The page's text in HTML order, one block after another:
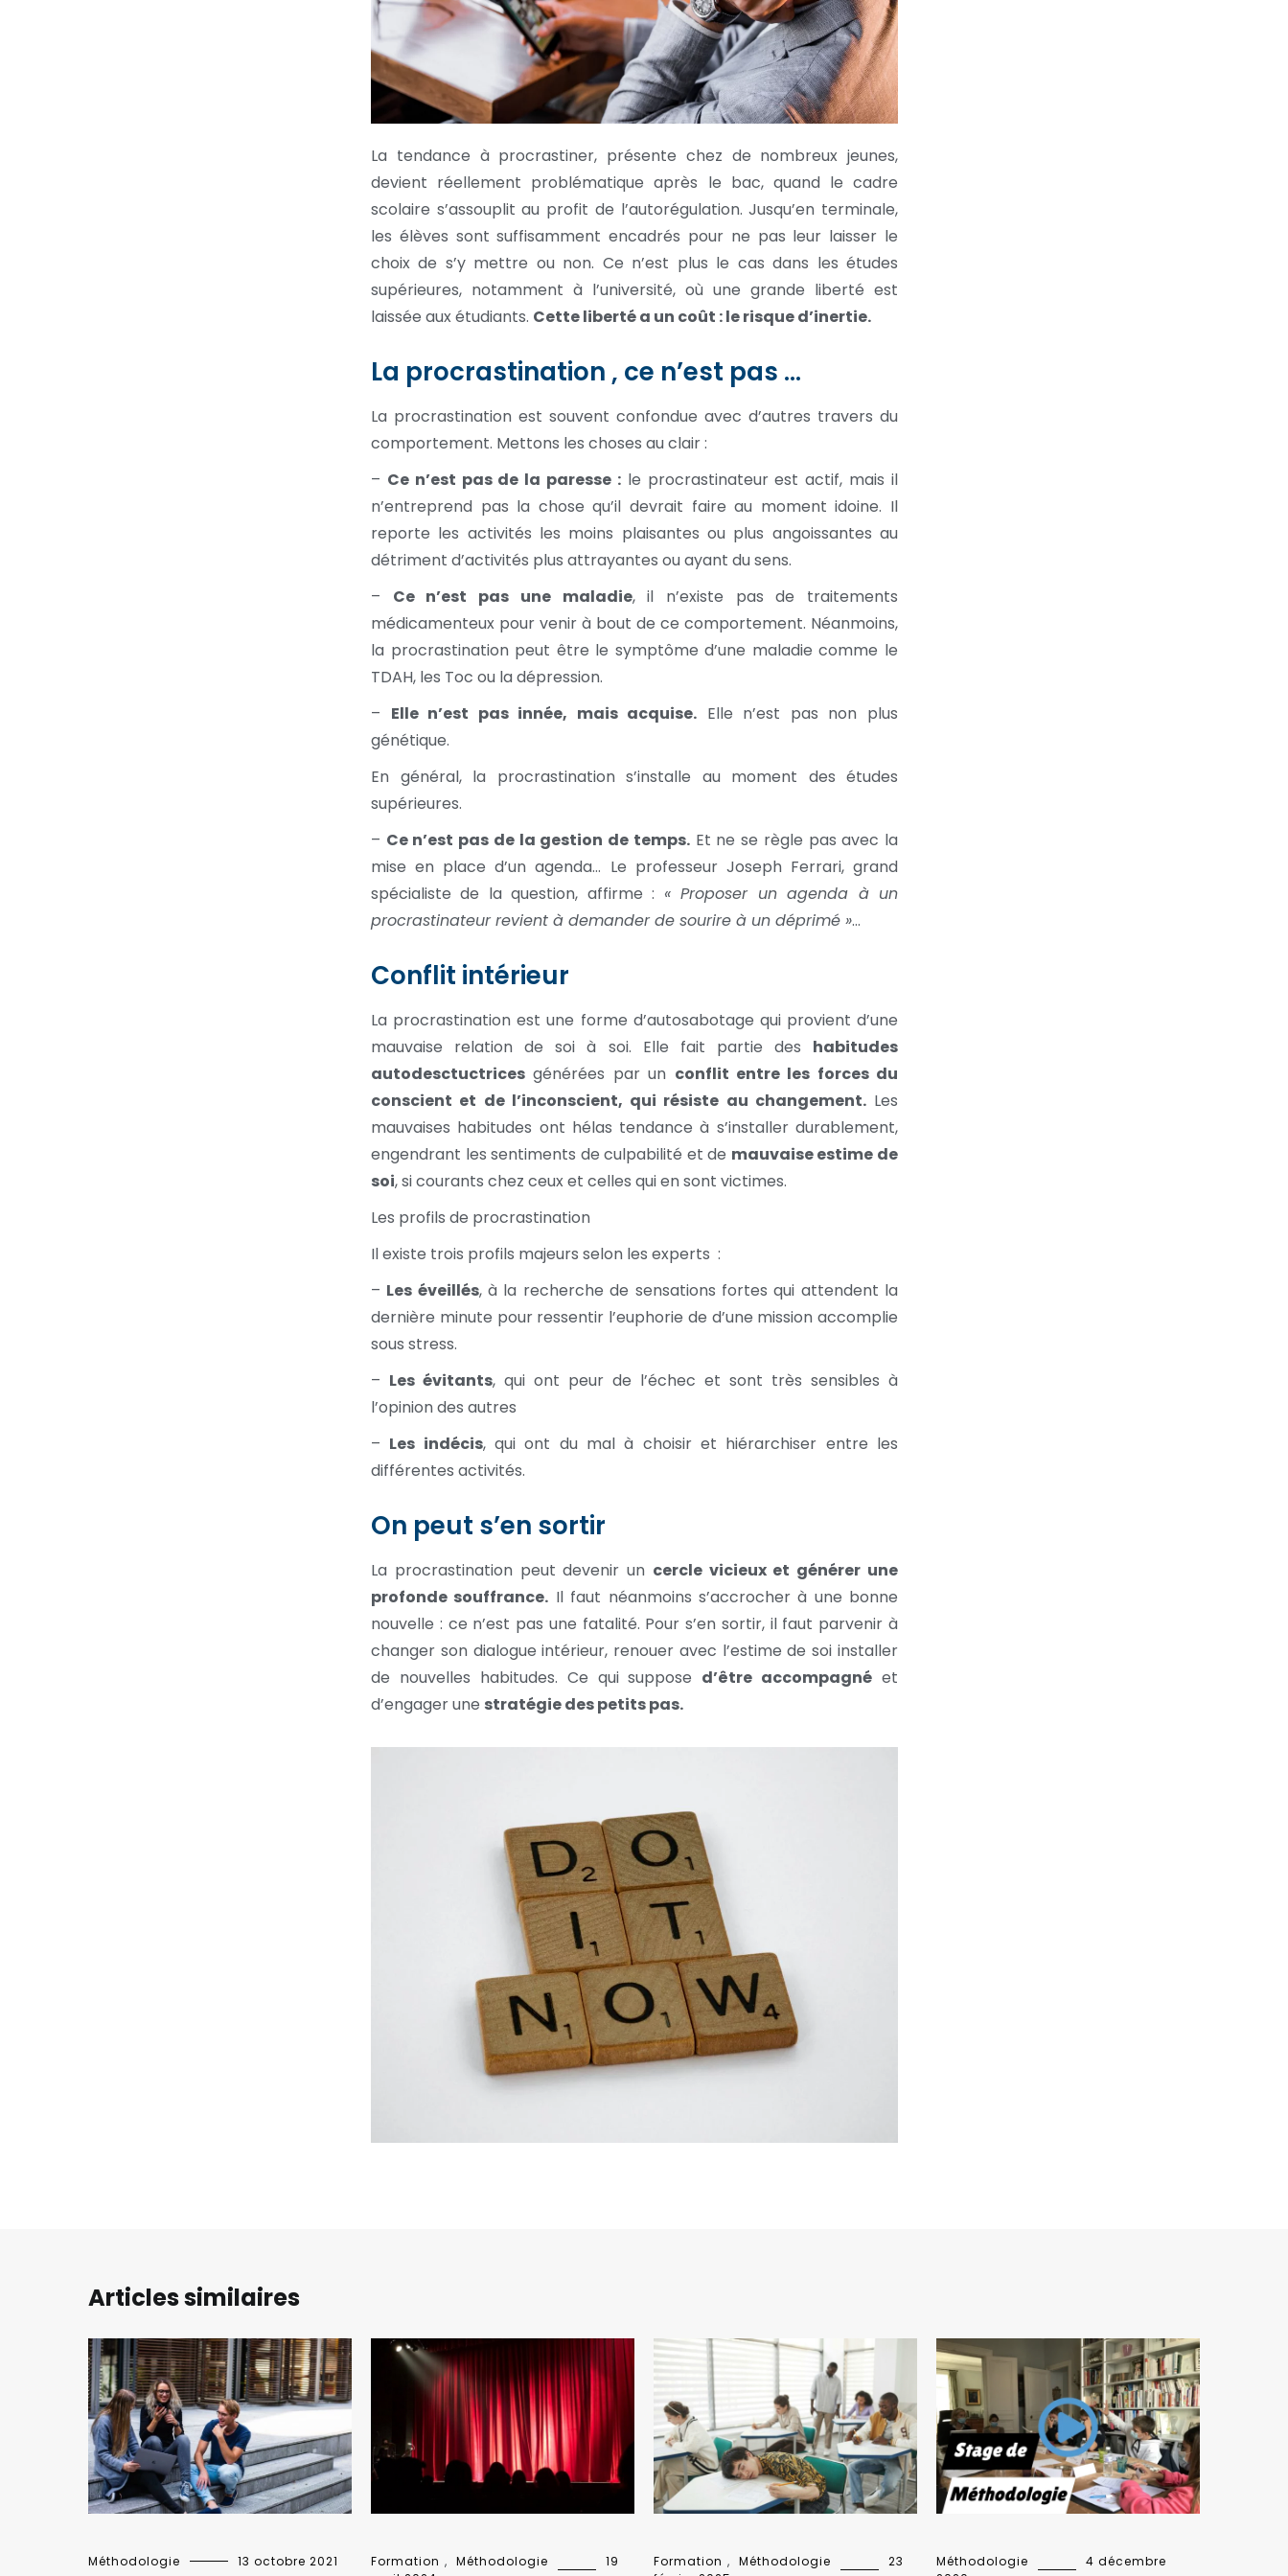
La tendance à procrastiner, présente chez de nombreux jeunes,
devient réellement problématique après le bac, quand le cadre
scolaire s’assouplit au profit de l’autorégulation. Jusqu’en terminale,
les élèves sont suffisamment encadrés pour ne pas leur laisser le
choix de s’y mettre ou non. Ce n’est plus le cas dans les études
supérieures, notamment à l’université, où une grande liberté est
laissée aux étudiants. Cette liberté a un coût : le risque d’inertie.
La procrastination , ce n’est pas …
La procrastination est souvent confondue avec d’autres travers du
comportement. Mettons les choses au clair :
– Ce n’est pas de la paresse :le procrastinateur est actif, mais il
n’entreprend pas la chose qu’il devrait faire au moment idoine. Il
reporte les activités les moins plaisantes ou plus angoissantes au
détriment d’activités plus attrayantes ou ayant du sens.
– Ce n’est pas une maladie, il n’existe pas de traitements
médicamenteux pour venir à bout de ce comportement. Néanmoins,
la procrastination peut être le symptôme d’une maladie comme le
TDAH, les Toc ou la dépression.
– Elle n’est pas innée, mais acquise. Elle n’est pas non plus
génétique.
En général, la procrastination s’installe au moment des études
supérieures.
– Ce n’est pas de la gestion de temps.Et ne se règle pas avec la
mise en place d’un agenda… Le professeur Joseph Ferrari, grand
spécialiste de la question, affirme : « Proposer un agenda à un
procrastinateur revient à demander de sourire à un déprimé »…
Conflit intérieur
La procrastination est une forme d’autosabotage qui provient d’une
mauvaise relation de soi à soi. Elle fait partie des habitudes
autodesctuctrices générées par un conflit entre les forces du
conscient et de l’inconscient, qui résiste au changement.Les
mauvaises habitudes ont hélas tendance à s’installer durablement,
engendrant les sentiments de culpabilité et de mauvaise estime de
soi, si courants chez ceux et celles qui en sont victimes.
Les profils de procrastination
Il existe trois profils majeurs selon les experts :
– Les éveillés, à la recherche de sensations fortes qui attendent la
dernière minute pour ressentir l’euphorie de d’une mission accomplie
sous stress.
– Les évitants, qui ont peur de l’échec et sont très sensibles à
l’opinion des autres
– Les indécis, qui ont du mal à choisir et hiérarchiser entre les
différentes activités.
On peut s’en sortir
La procrastination peut devenir un cercle vicieux et générer une
profonde souffrance. Il faut néanmoins s’accrocher à une bonne
nouvelle : ce n’est pas une fatalité. Pour s’en sortir, il faut parvenir à
changer son dialogue intérieur, renouer avec l’estime de soi installer
de nouvelles habitudes. Ce qui suppose d’être accompagné et
d’engager une stratégie des petits pas.
Articles similaires
Méthodologie 13 octobre 2021 Formation , Méthodologie
19
Formation , Méthodologie
23
Méthodologie
4 décembre